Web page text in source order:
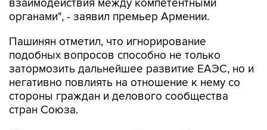
Пашинян отметил, что игнорирование
затормозить дальнейшее развитие ЕАЭС, но и
негативно повлиять на отношение к нему со
стороны граждан и делового сообщества
стран Союза.
"В конечном итоге подобные проблемы